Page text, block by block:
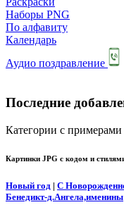
Наборы PNG
По алфавиту
Календарь
Аудио поздравление
Последние
Категории с примерами
Картинки JPG с кодом и
Новый год | С
Бенедикт-д.Ангела,именины